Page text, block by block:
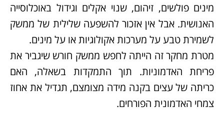
מינים פולשים, זיהום, שנוי אקלים וגידול באוכלוסייה
האנושית. אבל אין אזכור להשפעה שלילית של ממשק
לשמירת טבע על מערכות אקולוגיות או על מינים.
מטרת מחקר זה הייתה לחפש ממשק חורש שיגביר את
פריחת האדמוניות. תוך התמקדות בשאלה, האם
כריתה של עצים בקנה מידה מצומצם, תגדיל את אחוז
צמחי האדמונית הפורחים.